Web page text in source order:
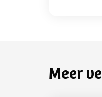
Meer